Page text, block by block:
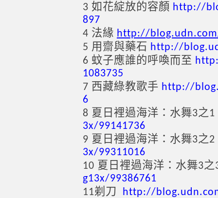
3 如花綻放的容顏 http://
897
4 法緣 http://
5 用齋與藥石 http://
6 蚊子應誰的呼喚而至
1083735
7 西藏綠教歌手 http://
6
8 夏日裡過海洋：水舞3之1
3x/99141736
9 夏日裡過海洋：水舞3之2
3x/99311016
10 夏日裡過海洋：水舞3之
g13x/99386761
11剃刀 http://